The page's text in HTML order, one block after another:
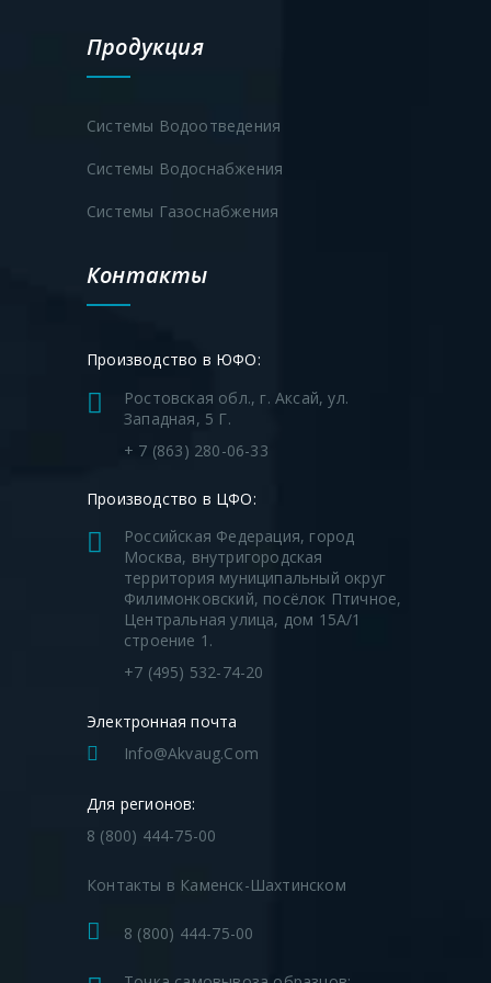
Наименование ЦВ-СН ПЭ 100
SDR11 AU
ЦВ-СН 40/32 «Г-образный» ПЭ 100
SDR11 AU
ЦВ-СН 50/40«Г-образный» ПЭ 100
SDR11 AU
ЦВ-СН 63/57«Г-образный» ПЭ 100
SDR11 AU
63
ЦВ-СН 75/76«Г -образный» ПЭ 100
SDR11 AU
ЦВ-СН 90/89«Г-образный» ПЭ 100
SDR11 AU
ЦВ-СН 110/108
ПЭ 100 SDR11 AU
Продукция
Системы Водоотведения
Системы Водоснабжения
Системы Газоснабжения
Контакты
Производство в ЮФО:
Ростовская обл., г. Аксай, ул.
Западная, 5 Г.
+ 7 (863) 280-06-33
Производство в ЦФО:
Российская Федерация, город
Москва, внутригородская
территория муниципальный округ
Филимонковский, посёлок Птичное,
Центральная улица, дом 15А/1
строение 1.
+7 (495) 532-74-20
Электронная почта
Info@akvaug.com
Для регионов:
8 (800) 444-75-00
Контакты в Каменск-Шахтинском
8 (800) 444-75-00